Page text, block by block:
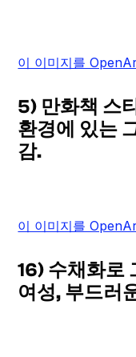
이 이미지를
5) 만화책 스
환경에 있는
감.
이 이미지를
16) 수채화로
여성, 부드러